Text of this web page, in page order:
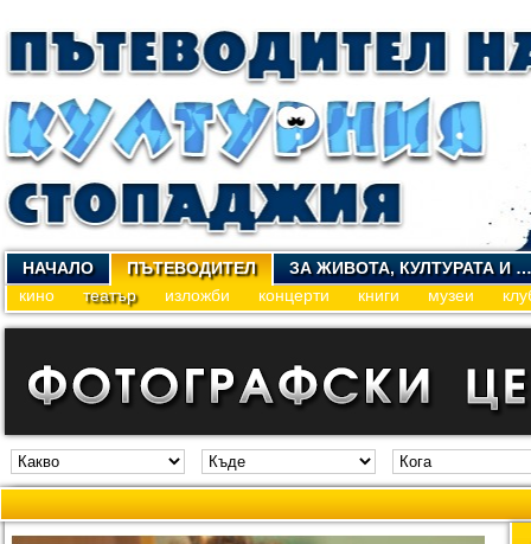
НАЧАЛО ПЪТЕВОДИТЕЛ
ЗА ЖИВОТА, КУЛТУРАТА И …
кино
театър изложби концерти книги музеи